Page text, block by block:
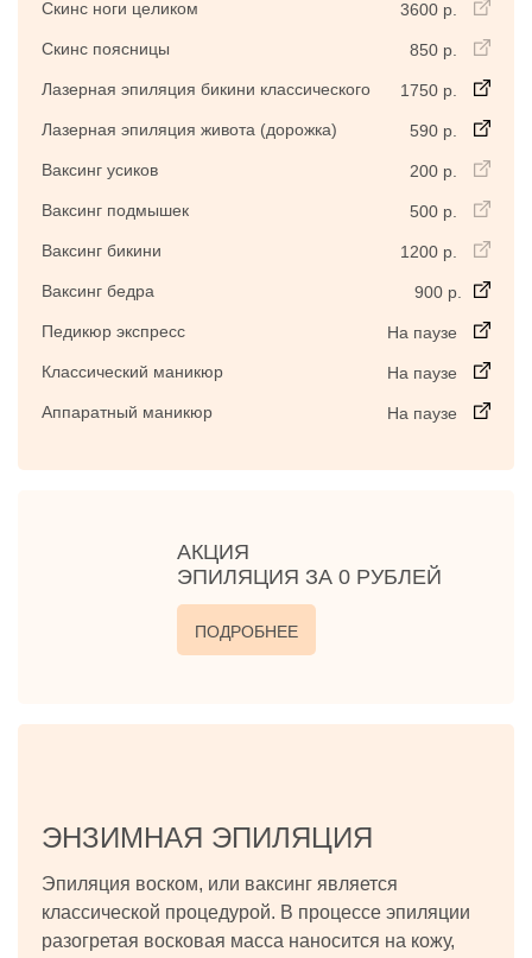
Скинс ноги целиком 3600 р.
Скинс поясницы 850 р.
Лазерная эпиляция бикини классического 1750 р.
Лазерная эпиляция живота (дорожка) 590 р.
Ваксинг усиков 200 р.
Ваксинг подмышек 500 р.
Ваксинг бикини 1200 р.
Ваксинг бедра 900 р.
Педикюр экспресс На паузе
Классический маникюр На паузе
Аппаратный маникюр На паузе
АКЦИЯ
ЭПИЛЯЦИЯ ЗА 0 РУБЛЕЙ
ПОДРОБНЕЕ
ЭНЗИМНАЯ ЭПИЛЯЦИЯ
Эпиляция воском, или ваксинг является
классической процедурой. В процессе эпиляции
разогретая восковая масса наносится на кожу,